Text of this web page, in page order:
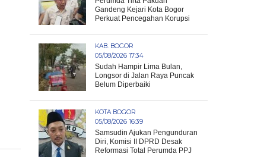
Gandeng Kejari Kota Bogor
Perkuat Pencegahan Korupsi
KAB. BOGOR
05/08/2026 17:34
Sudah Hampir Lima Bulan,
Longsor di Jalan Raya Puncak
Belum Diperbaiki
KOTA BOGOR
05/08/2026 16:39
Samsudin Ajukan Pengunduran
Diri, Komisi II DPRD Desak
Reformasi Total Perumda PPJ